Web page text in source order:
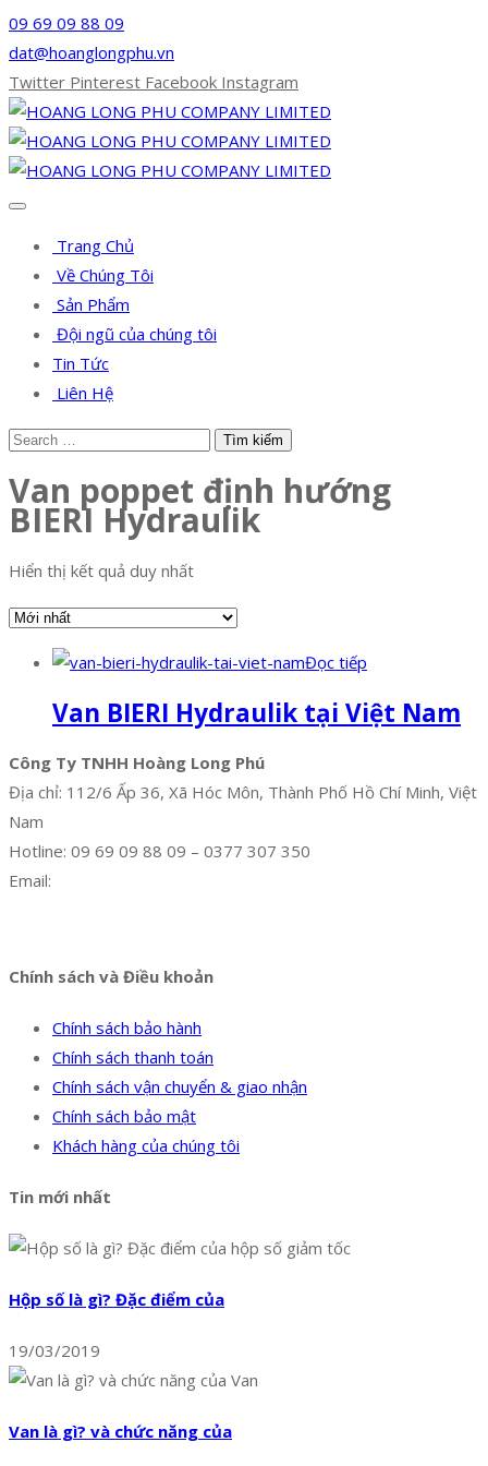
09 69 09 88 09
dat@hoanglongphu.vn
Twitter Pinterest Facebook Instagram
Trang Chủ
Về Chúng Tôi
Sản Phẩm
Đội ngũ của chúng tôi
Tin Tức
Liên Hệ
Van poppet định hướng
BIERI Hydraulik
Hiển thị kết quả duy nhất
Đọc tiếp
Van BIERI Hydraulik tại Việt Nam
Công Ty TNHH Hoàng Long Phú
Địa chỉ: 112/6 Ấp 36, Xã Hóc Môn, Thành Phố Hồ Chí Minh, Việt
Nam
Hotline: 09 69 09 88 09 – 0377 307 350
Email:
Chính sách và Điều khoản
Chính sách bảo hành
Chính sách thanh toán
Chính sách vận chuyển & giao nhận
Chính sách bảo mật
Khách hàng của chúng tôi
Tin mới nhất
Hộp số là gì? Đặc điểm của
19/03/2019
Van là gì? và chức năng của